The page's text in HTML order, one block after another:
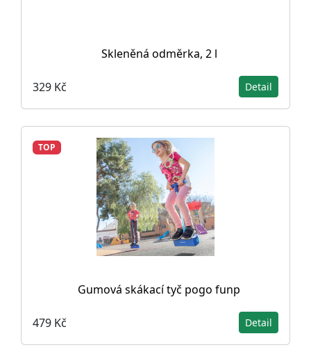
Skleněná odměrka, 2 l
329 Kč Detail
TOP
Gumová skákací tyč pogo funp
479 Kč Detail